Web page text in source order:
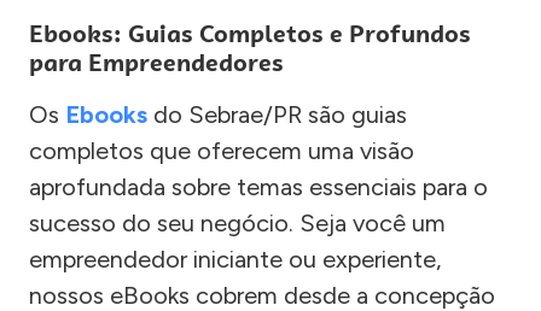
Ebooks: Guias Completos e Profundos
para Empreendedores
Os Ebooks do Sebrae/PR são guias
completos que oferecem uma visão
aprofundada sobre temas essenciais para o
sucesso do seu negócio. Seja você um
empreendedor iniciante ou experiente,
nossos eBooks cobrem desde a concepção